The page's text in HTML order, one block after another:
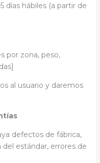
días hábiles (a partir de
por zona, peso,
al usuario y daremos
defectos de fábrica,
estándar, errores de